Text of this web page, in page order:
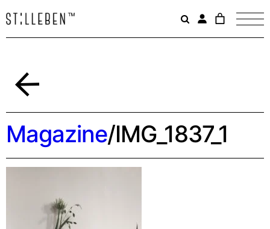
Il
è
Magazine/IMG_1837_1